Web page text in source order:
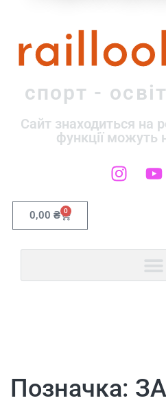
спорт -
Сайт знаходиться на
функції можуть
0,00 ₴ 0
Позначка: